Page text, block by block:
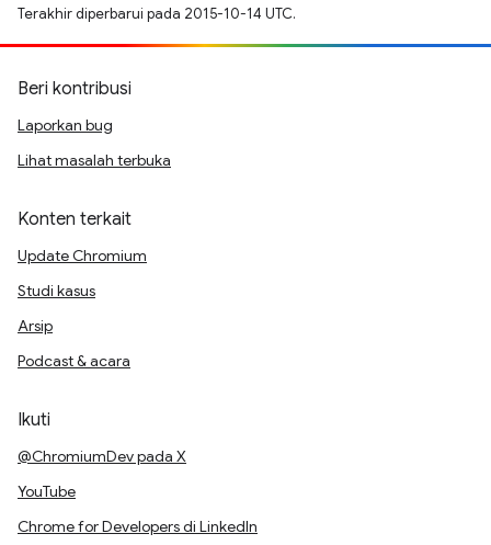
Terakhir diperbarui pada 2015-10-14 UTC.
Beri kontribusi
Laporkan bug
Lihat masalah terbuka
Konten terkait
Update Chromium
Studi kasus
Arsip
Podcast & acara
Ikuti
@ChromiumDev pada X
YouTube
Chrome for Developers di LinkedIn